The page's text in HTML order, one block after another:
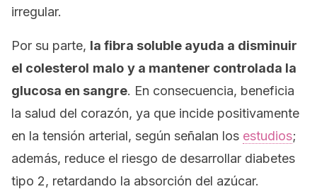
irregular.
Por su parte, la fibra soluble ayuda a disminuir
el colesterol malo y a mantener controlada la
glucosa en sangre. En consecuencia, beneficia
la salud del corazón, ya que incide positivamente
en la tensión arterial, según señalan los estudios;
además, reduce el riesgo de desarrollar diabetes
tipo 2, retardando la absorción del azúcar.